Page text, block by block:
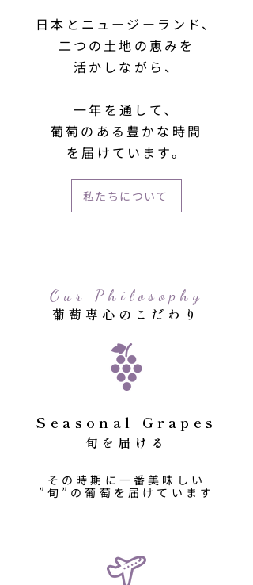
日本とニュージーランド、
二つの土地の恵みを
活かしながら、
一年を通して、
葡萄のある豊かな時間
を届けています。
私たちについて
Our Philosophy
​葡萄専心のこだわり
Seasonal Grapes
旬を届ける
その時期に一番美味しい
”旬”の葡萄を届けています